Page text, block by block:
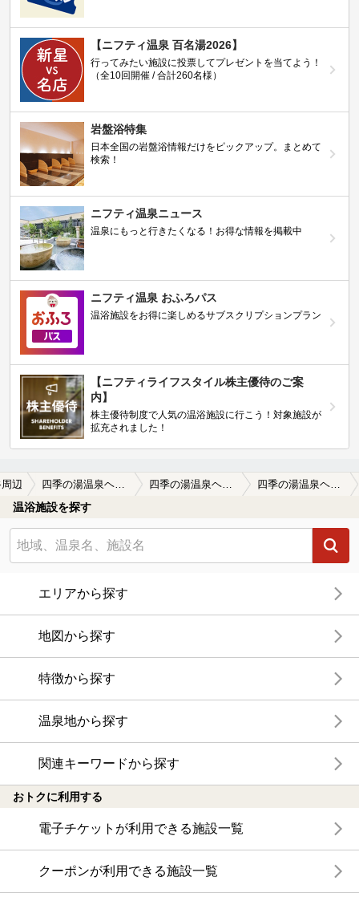
【ニフティ温泉 百名湯2026】
行ってみたい施設に投票してプレゼントを当てよう！
（全10回開催 / 合計260名様）
岩盤浴特集
日本全国の岩盤浴情報だけをピックアップ。まとめて
検索！
ニフティ温泉ニュース
温泉にもっと行きたくなる！お得な情報を掲載中
ニフティ温泉 おふろパス
温浴施設をお得に楽しめるサブスクリプションプラン
【ニフティライフスタイル株主優待のご案
内】
株主優待制度で人気の温浴施設に行こう！対象施設が
拡充されました！
辺 四季の湯温泉ヘリテイジリゾート（ときのゆおんせん）の口コミ ヨアンナさんのエステを受けて、身体が柔…
温浴施設を探す
エリアから探す
地図から探す
特徴から探す
温泉地から探す
関連キーワードから探す
おトクに利用する
電子チケットが利用できる施設一覧
クーポンが利用できる施設一覧